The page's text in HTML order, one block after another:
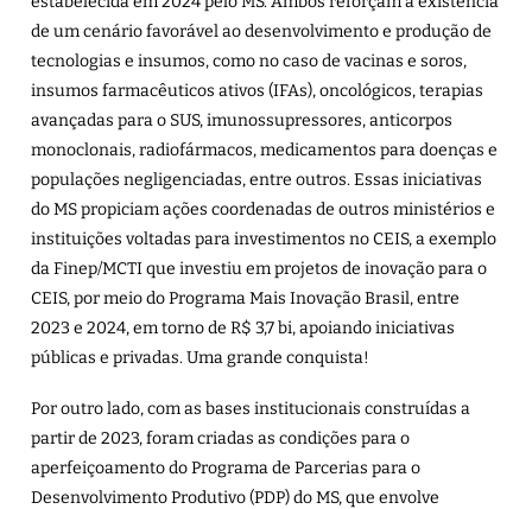
de um cenário favorável ao desenvolvimento e produção de
tecnologias e insumos, como no caso de vacinas e soros,
insumos farmacêuticos ativos (IFAs), oncológicos, terapias
avançadas para o SUS, imunossupressores, anticorpos
monoclonais, radiofármacos, medicamentos para doenças e
populações negligenciadas, entre outros. Essas iniciativas
do MS propiciam ações coordenadas de outros ministérios e
instituições voltadas para investimentos no CEIS, a exemplo
da Finep/MCTI que investiu em projetos de inovação para o
CEIS, por meio do Programa Mais Inovação Brasil, entre
2023 e 2024, em torno de R$ 3,7 bi, apoiando iniciativas
públicas e privadas. Uma grande conquista!
Por outro lado, com as bases institucionais construídas a
partir de 2023, foram criadas as condições para o
aperfeiçoamento do Programa de Parcerias para o
Desenvolvimento Produtivo (PDP) do MS, que envolve